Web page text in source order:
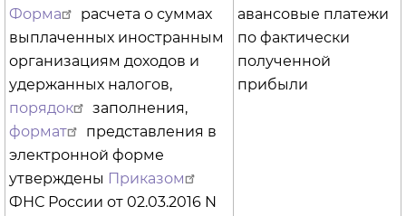
Форма
расчета о суммах
выплаченных иностранным
организациям доходов и
удержанных налогов,
порядок
заполнения,
формат
представления в
электронной форме
утверждены Приказом
ФНС России от 02.03.2016 N
авансовые платежи
по фактически
полученной
прибыли